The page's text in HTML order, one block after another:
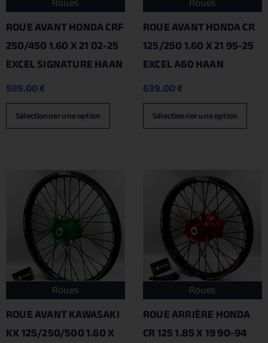
ROUE AVANT HONDA CRF
250/450 1.60 X 21 02-25
EXCEL SIGNATURE HAAN
595.00€
Sélectionner une option
ROUE AVANT HONDA CR
125/250 1.60 X 21 95-25
EXCEL A60 HAAN
639.00€
Sélectionner une option
Roues
ROUE AVANT KAWASAKI
KX 125/250/500 1.60 X
Roues
ROUE ARRIÈRE HONDA
CR 125 1.85 X 19 90-94